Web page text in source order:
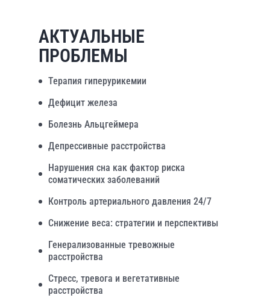
АКТУАЛЬНЫЕ
ПРОБЛЕМЫ
Терапия гиперурикемии
Дефицит железа
Болезнь Альцгеймера
Депрессивные расстройства
Нарушения сна как фактор риска
соматических заболеваний
Контроль артериального давления 24/7
Снижение веса: стратегии и перспективы
Генерализованные тревожные
расстройства
Стресс, тревога и вегетативные
расстройства